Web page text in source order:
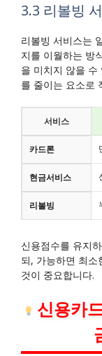
3.3 리볼빙
리볼빙 서비스는
지를 이월하는 방
을 미치지 않을 수
를 줄이는 요소로
서비스
카드론
현금서비스
리볼빙
신용점수를 유지
되, 가능하면 최소
것이 중요합니다.
신용카